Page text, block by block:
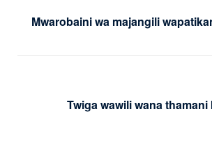
Mwarobaini wa majangili
Twiga wawili wana